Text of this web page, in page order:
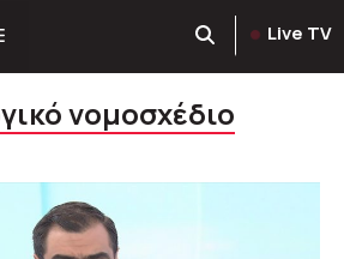
Live TV
νομοσχέδιο